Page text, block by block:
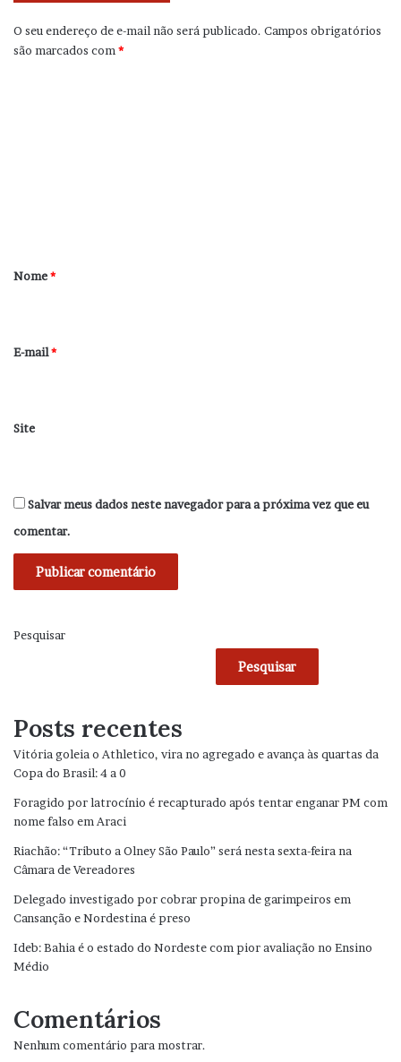
O seu endereço de e-mail não será publicado. Campos obrigatórios
são marcados com *
r
*
Nome*
E-mail*
Site
Salvar meus dados neste navegador para a próxima vez que eu
comentar.
Pesquisar
Pesquisar
Posts recentes
Vitória goleia o Athletico, vira no agregado e avança às quartas da
Copa do Brasil: 4 a 0
Foragido por latrocínio é recapturado após tentar enganar PM com
nome falso em Araci
Riachão: “Tributo a Olney São Paulo” será nesta sexta-feira na
Câmara de Vereadores
Delegado investigado por cobrar propina de garimpeiros em
Cansanção e Nordestina é preso
Ideb: Bahia é o estado do Nordeste com pior avaliação no Ensino
Médio
Comentários
Nenhum comentário para mostrar.